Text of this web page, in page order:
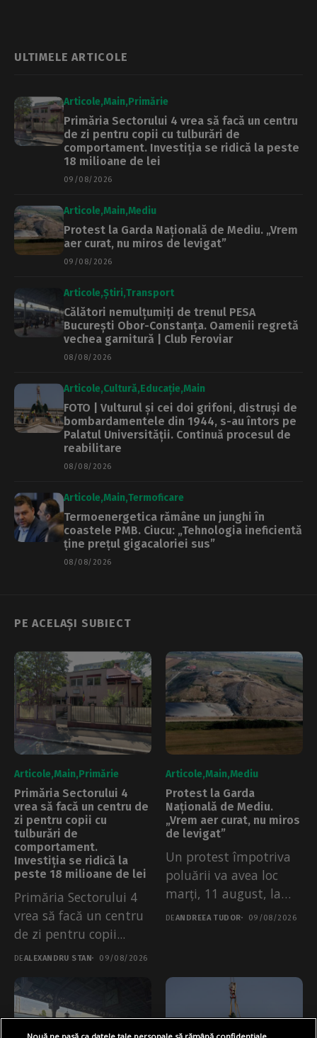
ULTIMELE ARTICOLE
Articole Main Primărie
Primăria Sectorului 4 vrea să facă un centru
de zi pentru copii cu tulburări de
comportament. Investiția se ridică la peste
18 milioane de lei
09/08/2026
Articole Main Mediu
Protest la Garda Națională de Mediu. „Vrem
aer curat, nu miros de levigat”
09/08/2026
Articole Știri Transport
Călători nemulțumiți de trenul PESA
București Obor-Constanța. Oamenii regretă
vechea garnitură | Club Feroviar
08/08/2026
Articole Cultură Educație Main
FOTO | Vulturul și cei doi grifoni, distruși de
bombardamentele din 1944, s-au întors pe
Palatul Universității. Continuă procesul de
reabilitare
08/08/2026
Articole Main Termoficare
Termoenergetica rămâne un junghi în
coastele PMB. Ciucu: „Tehnologia ineficientă
ține prețul gigacaloriei sus”
08/08/2026
PE ACELAȘI SUBIECT
Articole Main Primărie
Primăria Sectorului 4
vrea să facă un centru de
zi pentru copii cu
tulburări de
comportament.
Investiția se ridică la
peste 18 milioane de lei
Primăria Sectorului 4
vrea să facă un centru
de zi pentru copii...
DEALEXANDRU STAN 09/08/2026
Articole Main Mediu
Protest la Garda
Națională de Mediu.
„Vrem aer curat, nu miros
de levigat”
Un protest împotriva
poluării va avea loc
marți, 11 august, la
Garda...
DEANDREEA TUDOR 09/08/2026